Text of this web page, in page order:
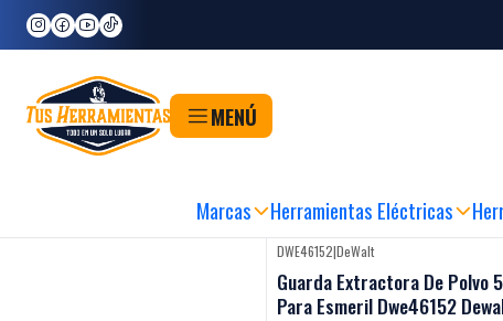
MENÚ
Marcas Herramientas Eléctricas
Inicio Herramientas
Extractor de Polvo
-25%OFF
DWE46152|DeWalt
Guarda Extractora De Polvo 5
Para Esmeril Dwe46152